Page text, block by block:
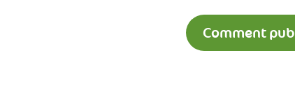
Comment